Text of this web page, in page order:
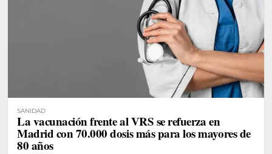
SANIDAD
La vacunación frente al VRS se refuerza en
Madrid con 70.000 dosis más para los mayores de
80 años